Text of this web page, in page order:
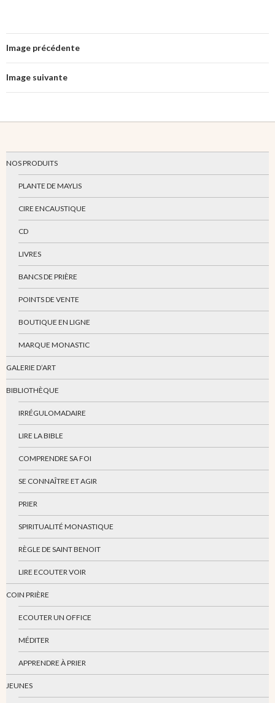
Image précédente
Image suivante
NOS PRODUITS
PLANTE DE MAYLIS
CIRE ENCAUSTIQUE
CD
LIVRES
BANCS DE PRIÈRE
POINTS DE VENTE
BOUTIQUE EN LIGNE
MARQUE MONASTIC
GALERIE D’ART
BIBLIOTHÈQUE
IRRÉGULOMADAIRE
LIRE LA BIBLE
COMPRENDRE SA FOI
SE CONNAÎTRE ET AGIR
PRIER
SPIRITUALITÉ MONASTIQUE
RÈGLE DE SAINT BENOIT
LIRE ECOUTER VOIR
COIN PRIÈRE
ECOUTER UN OFFICE
MÉDITER
APPRENDRE À PRIER
JEUNES